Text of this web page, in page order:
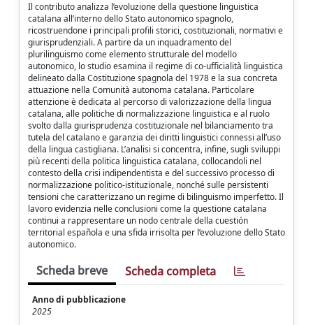
Il contributo analizza l’evoluzione della questione linguistica
catalana all’interno dello Stato autonomico spagnolo,
ricostruendone i principali profili storici, costituzionali, normativi e
giurisprudenziali. A partire da un inquadramento del
plurilinguismo come elemento strutturale del modello
autonomico, lo studio esamina il regime di co-ufficialità linguistica
delineato dalla Costituzione spagnola del 1978 e la sua concreta
attuazione nella Comunità autonoma catalana. Particolare
attenzione è dedicata al percorso di valorizzazione della lingua
catalana, alle politiche di normalizzazione linguistica e al ruolo
svolto dalla giurisprudenza costituzionale nel bilanciamento tra
tutela del catalano e garanzia dei diritti linguistici connessi all’uso
della lingua castigliana. L’analisi si concentra, infine, sugli sviluppi
più recenti della politica linguistica catalana, collocandoli nel
contesto della crisi indipendentista e del successivo processo di
normalizzazione politico-istituzionale, nonché sulle persistenti
tensioni che caratterizzano un regime di bilinguismo imperfetto. Il
lavoro evidenzia nelle conclusioni come la questione catalana
continui a rappresentare un nodo centrale della cuestión
territorial española e una sfida irrisolta per l’evoluzione dello Stato
autonomico.
Scheda breve Scheda completa
Anno di pubblicazione
2025